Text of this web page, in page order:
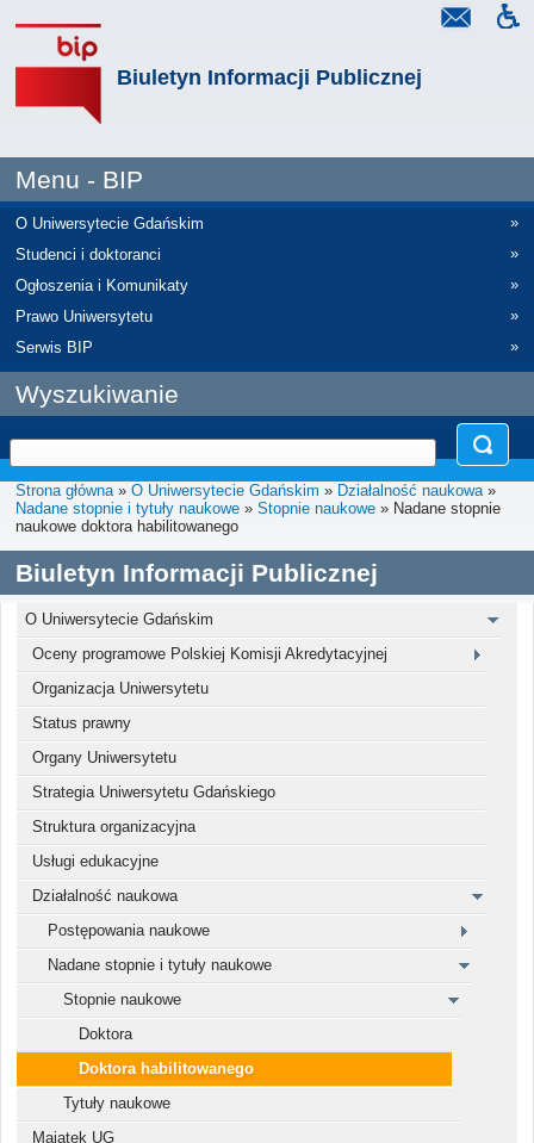
Biuletyn Informacji Publicznej
Menu - BIP
O Uniwersytecie Gdańskim
»
Studenci i doktoranci
»
Ogłoszenia i Komunikaty
»
Prawo Uniwersytetu
»
Serwis BIP
»
Wyszukiwanie
Strona główna» O Uniwersytecie Gdańskim » Działalność naukowa»
Nadane stopnie i tytuły naukowe » Stopnie naukowe » Nadane stopnie
naukowe doktora habilitowanego
Biuletyn Informacji Publicznej
O Uniwersytecie Gdańskim
Oceny programowe Polskiej Komisji Akredytacyjnej
Organizacja Uniwersytetu
Status prawny
Organy Uniwersytetu
Strategia Uniwersytetu Gdańskiego
Struktura organizacyjna
Usługi edukacyjne
Działalność naukowa
Postępowania naukowe
Nadane stopnie i tytuły naukowe
Stopnie naukowe
Doktora
Doktora habilitowanego
Tytuły naukowe
Majątek UG